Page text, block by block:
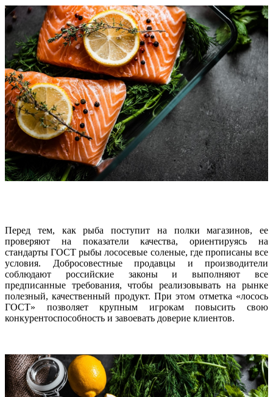
Перед тем, как рыба поступит на полки магазинов, ее
проверяют на показатели качества, ориентируясь на
стандарты ГОСТ рыбы лососевые соленые, где прописаны все
условия. Добросовестные продавцы и производители
соблюдают российские законы и выполняют все
предписанные требования, чтобы реализовывать на рынке
полезный, качественный продукт. При этом отметка «лосось
ГОСТ» позволяет крупным игрокам повысить свою
конкурентоспособность и завоевать доверие клиентов.